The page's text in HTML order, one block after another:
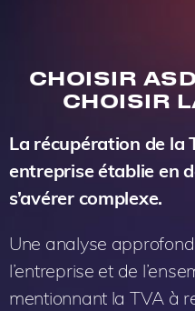
CHOISIR
CHOISIR
La récupération de la
entreprise établie en
s’avérer complexe.
Une analyse
l’entreprise et de
mentionnant la TVA à